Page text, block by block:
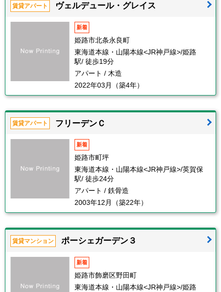
賃貸アパート ヴェルデュール・グレイス
新着
姫路市北条永良町
東海道本線・山陽本線<JR神戸線>/姫路
駅/ 徒歩19分
アパート / 木造
2022年03月（築4年）
賃貸アパート フリーデンＣ
新着
姫路市町坪
東海道本線・山陽本線<JR神戸線>/英賀保
駅/ 徒歩24分
アパート / 鉄骨造
2003年12月（築22年）
賃貸マンション ポーシェガーデン３
新着
姫路市飾磨区野田町
東海道本線・山陽本線<JR神戸線>/姫路